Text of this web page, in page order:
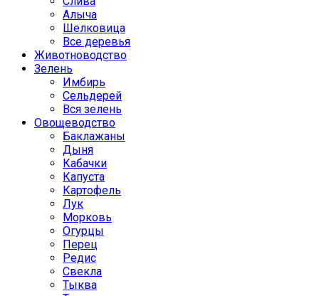
Алыча
Шелковица
Все деревья
Животноводство
Зелень
Имбирь
Сельдерей
Вся зелень
Овощеводство
Баклажаны
Дыня
Кабачки
Капуста
Картофель
Лук
Морковь
Огурцы
Перец
Редис
Свекла
Тыква